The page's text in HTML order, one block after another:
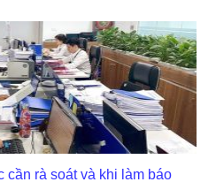
cần rà soát và khi làm báo